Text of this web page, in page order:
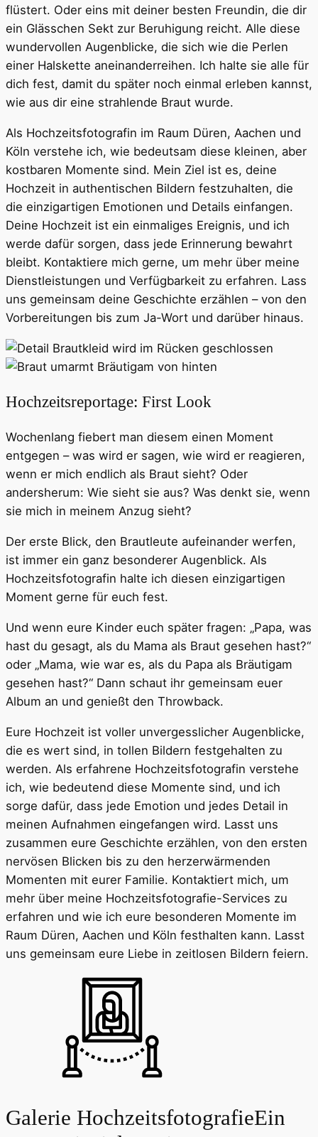
flüstert. Oder eins mit deiner besten Freundin, die dir
ein Glässchen Sekt zur Beruhigung reicht. Alle diese
wundervollen Augenblicke, die sich wie die Perlen
einer Halskette aneinanderreihen. Ich halte sie alle für
dich fest, damit du später noch einmal erleben kannst,
wie aus dir eine strahlende Braut wurde.
Als Hochzeitsfotografin im Raum Düren, Aachen und
Köln verstehe ich, wie bedeutsam diese kleinen, aber
kostbaren Momente sind. Mein Ziel ist es, deine
Hochzeit in authentischen Bildern festzuhalten, die
die einzigartigen Emotionen und Details einfangen.
Deine Hochzeit ist ein einmaliges Ereignis, und ich
werde dafür sorgen, dass jede Erinnerung bewahrt
bleibt. Kontaktiere mich gerne, um mehr über meine
Dienstleistungen und Verfügbarkeit zu erfahren. Lass
uns gemeinsam deine Geschichte erzählen – von den
Vorbereitungen bis zum Ja-Wort und darüber hinaus.
Hochzeitsreportage: First Look
Wochenlang fiebert man diesem einen Moment
entgegen – was wird er sagen, wie wird er reagieren,
wenn er mich endlich als Braut sieht? Oder
andersherum: Wie sieht sie aus? Was denkt sie, wenn
sie mich in meinem Anzug sieht?
Der erste Blick, den Brautleute aufeinander werfen,
ist immer ein ganz besonderer Augenblick. Als
Hochzeitsfotografin halte ich diesen einzigartigen
Moment gerne für euch fest.
Und wenn eure Kinder euch später fragen: „Papa, was
hast du gesagt, als du Mama als Braut gesehen hast?“
oder „Mama, wie war es, als du Papa als Bräutigam
gesehen hast?“ Dann schaut ihr gemeinsam euer
Album an und genießt den Throwback.
Eure Hochzeit ist voller unvergesslicher Augenblicke,
die es wert sind, in tollen Bildern festgehalten zu
werden. Als erfahrene Hochzeitsfotografin verstehe
ich, wie bedeutend diese Momente sind, und ich
sorge dafür, dass jede Emotion und jedes Detail in
meinen Aufnahmen eingefangen wird. Lasst uns
zusammen eure Geschichte erzählen, von den ersten
nervösen Blicken bis zu den herzerwärmenden
Momenten mit eurer Familie. Kontaktiert mich, um
mehr über meine Hochzeitsfotografie-Services zu
erfahren und wie ich eure besonderen Momente im
Raum Düren, Aachen und Köln festhalten kann. Lasst
uns gemeinsam eure Liebe in zeitlosen Bildern feiern.
Galerie HochzeitsfotografieEin